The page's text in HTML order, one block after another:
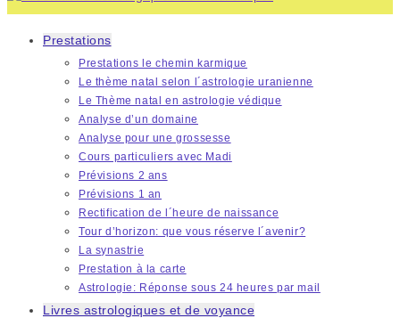
Prestations
Prestations le chemin karmique
Le thème natal selon l´astrologie uranienne
Le Thème natal en astrologie védique
Analyse d’un domaine
Analyse pour une grossesse
Cours particuliers avec Madi
Prévisions 2 ans
Prévisions 1 an
Rectification de l´heure de naissance
Tour d’horizon: que vous réserve l´avenir?
La synastrie
Prestation à la carte
Astrologie: Réponse sous 24 heures par mail
Livres astrologiques et de voyance